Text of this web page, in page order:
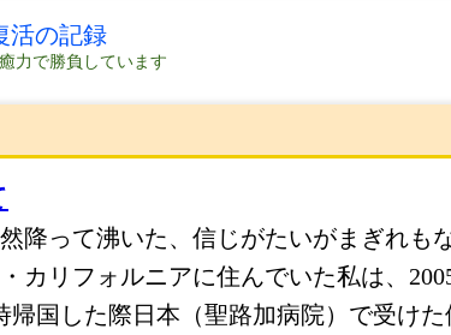
活の記録
力で勝負しています
降って沸いた、信じがたいがまぎれも
カリフォルニアに住んでいた私は、
帰国した際日本（聖路加病院）で受け